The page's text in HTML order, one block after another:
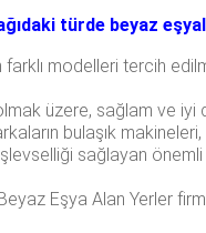
türde beyaz
modelleri tercih
üzere, sağlam ve iyi
bulaşık makineleri,
sağlayan
Eşya Alan Yerler